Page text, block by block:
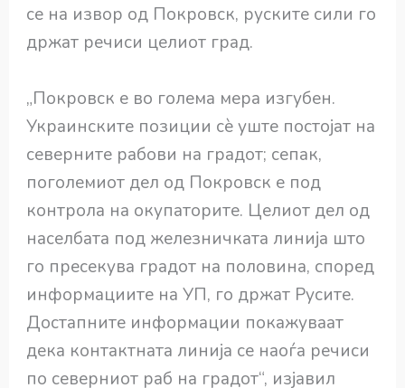
се на извор од Покровск, руските сили го
држат речиси целиот град.
„Покровск е во голема мера изгубен.
Украинските позиции сè уште постојат на
северните рабови на градот; сепак,
поголемиот дел од Покровск е под
контрола на окупаторите. Целиот дел од
населбата под железничката линија што
го пресекува градот на половина, според
информациите на УП, го држат Русите.
Достапните информации покажуваат
дека контактната линија се наоѓа речиси
по северниот раб на градот“, изјавил